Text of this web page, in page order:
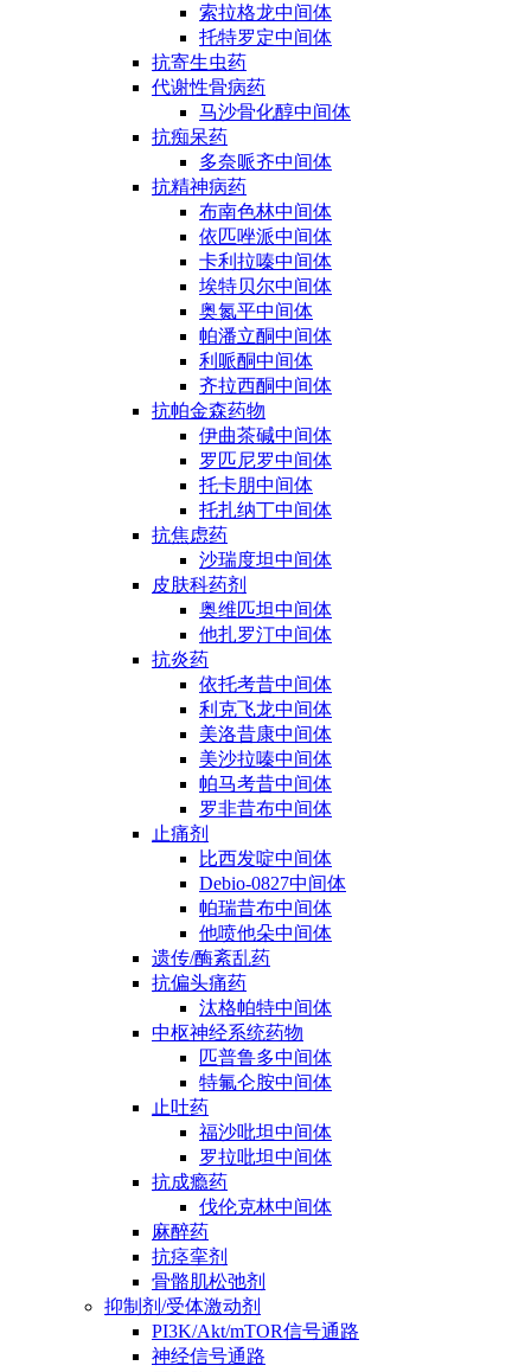
索拉格龙中间体
托特罗定中间体
抗寄生虫药
代谢性骨病药
马沙骨化醇中间体
抗痴呆药
多奈哌齐中间体
抗精神病药
布南色林中间体
依匹唑派中间体
卡利拉嗪中间体
埃特贝尔中间体
奥氮平中间体
帕潘立酮中间体
利哌酮中间体
齐拉西酮中间体
抗帕金森药物
伊曲茶碱中间体
罗匹尼罗中间体
托卡朋中间体
托扎纳丁中间体
抗焦虑药
沙瑞度坦中间体
皮肤科药剂
奥维匹坦中间体
他扎罗汀中间体
抗炎药
依托考昔中间体
利克飞龙中间体
美洛昔康中间体
美沙拉嗪中间体
帕马考昔中间体
罗非昔布中间体
止痛剂
比西发啶中间体
Debio-0827中间体
帕瑞昔布中间体
他喷他朵中间体
遗传/酶紊乱药
抗偏头痛药
汰格帕特中间体
中枢神经系统药物
匹普鲁多中间体
特氟仑胺中间体
止吐药
福沙吡坦中间体
罗拉吡坦中间体
抗成瘾药
伐伦克林中间体
麻醉药
抗痉挛剂
骨骼肌松弛剂
抑制剂/受体激动剂
PI3K/Akt/mTOR信号通路
神经信号通路